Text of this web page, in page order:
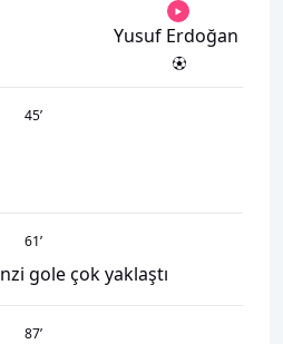
Yusuf Erdoğan
45’
61’
gole çok yaklaştı
87’